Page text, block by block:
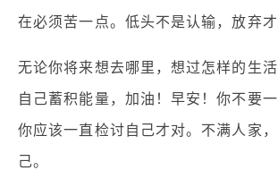
在必须苦一点。低头不是认输，放弃才
无论你将来想去哪里，想过怎样的生
自己蓄积能量，加油！早安！你不要一
你应该一直检讨自己才对。不满人家
己。